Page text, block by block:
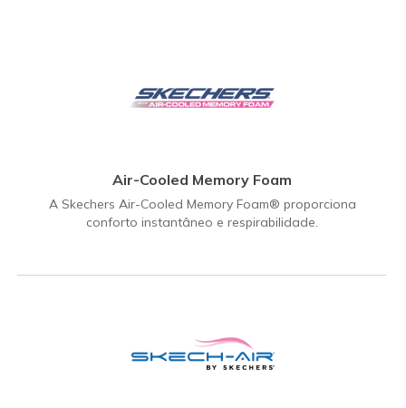
Air-Cooled Memory Foam
A Skechers Air-Cooled Memory Foam® proporciona
conforto instantâneo e respirabilidade.